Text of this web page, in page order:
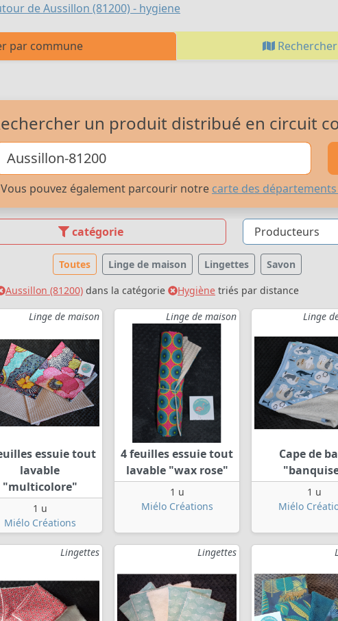
de Aussillon (81200) - hygiene
par commune
un produit distribué en circuit
Vous pouvez également parcourir notre carte des
catégorie
Toutes Linge de maison Lingettes
Savon
Aussillon (81200) dans la catégorie Hygiène triés par distance
Linge de maison
essuie tout
lavable
"multicolore"
1 u
Miélo Créations
Linge de maison
4 feuilles essuie tout
lavable "wax rose"
1 u
Miélo Créations
Linge
Cape de
1 u
Miélo
Lingettes Lingettes